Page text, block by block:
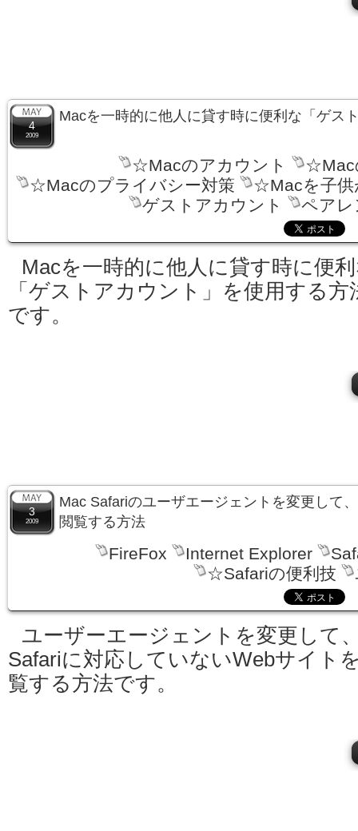
4
2009
Macを一時的に他人に貸す時に便利な「ゲス
☆Macのアカウント
☆Mac
☆Macのプライバシー対策
☆Macを子供
ゲストアカウント
ペアレ
Macを一時的に他人に貸す時に便
「ゲストアカウント」を使用する方
です。
3
2009
Mac Safariのユーザエージェントを変更して
閲覧する方法
FireFox Internet Explorer
☆Safariの便利技
ユーザーエージェントを変更して
Safariに対応していないWebサイト
覧する方法です。